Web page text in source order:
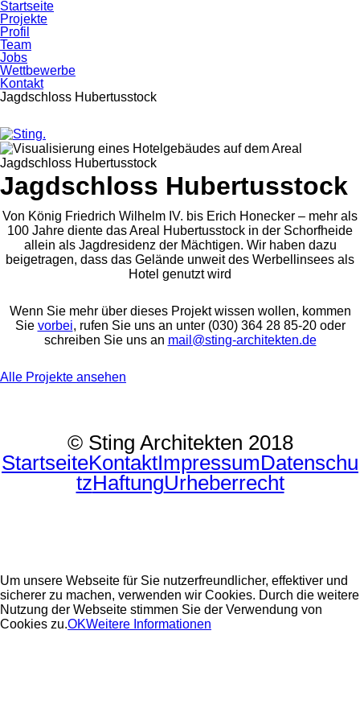
Startseite
Projekte
Profil
Team
Jobs
Wettbewerbe
Kontakt
Jagdschloss Hubertusstock
Skip
to
primary
navigation
Skip
to
content
Jagdschloss Hubertusstock
Von König Friedrich Wilhelm IV. bis Erich Honecker – mehr als
100 Jahre diente das Areal Hubertusstock in der Schorfheide
allein als Jagdresidenz der Mächtigen. Wir haben dazu
beigetragen, dass das Gelände unweit des Werbellinsees als
Hotel genutzt wird
Wenn Sie mehr über dieses Projekt wissen wollen, kommen
Sie vorbei, rufen Sie uns an unter (030) 364 28 85-20 oder
schreiben Sie uns an mail@sting-​architekten.de
Alle Projekte ansehen
© Sting Architekten 2018
StartseiteKontaktImpressumDatenschu
tzHaftungUrheberrecht
Um unsere Webseite für Sie nutzerfreundlicher, effektiver und
sicherer zu machen, verwenden wir Cookies. Durch die weitere
Nutzung der Webseite stimmen Sie der Verwendung von
Cookies zu.OKWeitere Informationen